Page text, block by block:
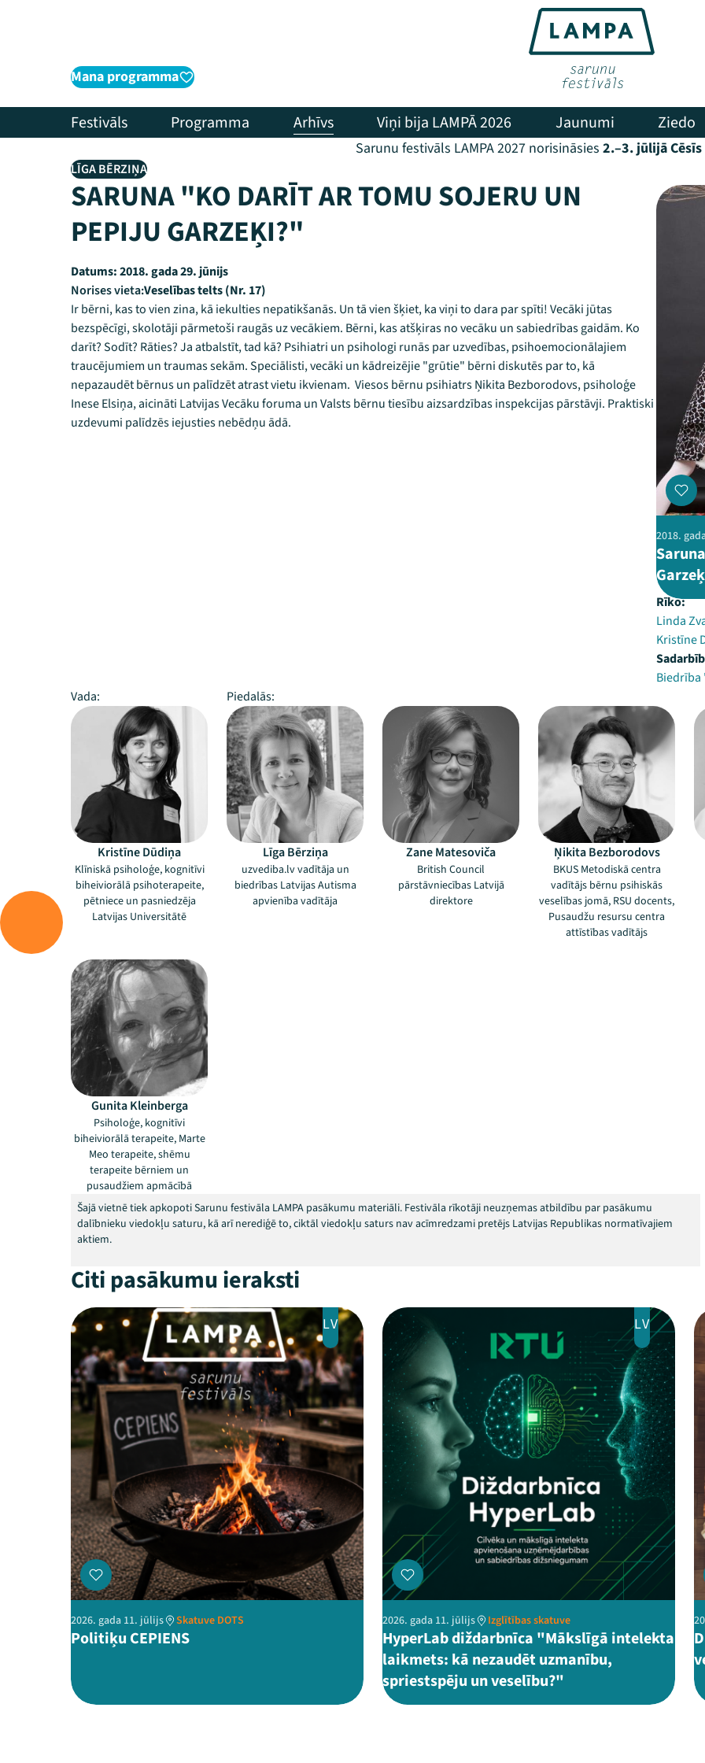
Mana programma
Festivāls Programma Arhīvs Viņi bija LAMPĀ 2026 Jaunumi Ziedo
Sarunu festivāls LAMPA 2027 norisināsies 2.–3. jūlijā Cēsīs
LĪGA BĒRZIŅA
SARUNA "KO DARĪT AR TOMU SOJERU UN
PEPIJU GARZEĶI?"
Datums:2018. gada 29. jūnijs
Norises vieta:Veselības telts (Nr. 17)
Ir bērni, kas to vien zina, kā iekulties nepatikšanās. Un tā vien šķiet, ka viņi to dara par spīti! Vecāki jūtas
bezspēcīgi, skolotāji pārmetoši raugās uz vecākiem. Bērni, kas atšķiras no vecāku un sabiedrības gaidām. Ko
darīt? Sodīt? Rāties? Ja atbalstīt, tad kā? Psihiatri un psihologi runās par uzvedības, psihoemocionālajiem
traucējumiem un traumas sekām. Speciālisti, vecāki un kādreizējie "grūtie" bērni diskutēs par to, kā
nepazaudēt bērnus un palīdzēt atrast vietu ikvienam. Viesos bērnu psihiatrs Ņikita Bezborodovs, psiholoģe
Inese Elsiņa, aicināti Latvijas Vecāku foruma un Valsts bērnu tiesību aizsardzības inspekcijas pārstāvji. Praktiski
uzdevumi palīdzēs iejusties nebēdņu ādā.
2018.
Rīko:
Linda
Kristīne
Biedrība
Vada:
Piedalās:
Kristīne Dūdiņa
Klīniskā psiholoģe, kognitīvi
biheiviorālā psihoterapeite,
pētniece un pasniedzēja
Latvijas Universitātē
Līga Bērziņa
uzvediba.lv vadītāja un
biedrības Latvijas Autisma
apvienība vadītāja
Zane Matesoviča
British Council
pārstāvniecības Latvijā
direktore
Ņikita Bezborodovs
BKUS Metodiskā centra
vadītājs bērnu psihiskās
veselības jomā, RSU docents,
Pusaudžu resursu centra
attīstības vadītājs
Gunita Kleinberga
Psiholoģe, kognitīvi
biheiviorālā terapeite, Marte
Meo terapeite, shēmu
terapeite bērniem un
pusaudžiem apmācībā
Šajā vietnē tiek apkopoti Sarunu festivāla LAMPA pasākumu materiāli. Festivāla rīkotāji neuzņemas atbildību par pasākumu
dalībnieku viedokļu saturu, kā arī nerediģē to, ciktāl viedokļu saturs nav acīmredzami pretējs Latvijas Republikas normatīvajiem
aktiem.
Citi pasākumu ieraksti
LV
2026. gada 11. jūlijs Skatuve DOTS
Politiķu CEPIENS
LV
2026. gada 11. jūlijs Izglītības skatuve
HyperLab diždarbnīca "Mākslīgā intelekta
laikmets: kā nezaudēt uzmanību,
spriestspēju un veselību?"